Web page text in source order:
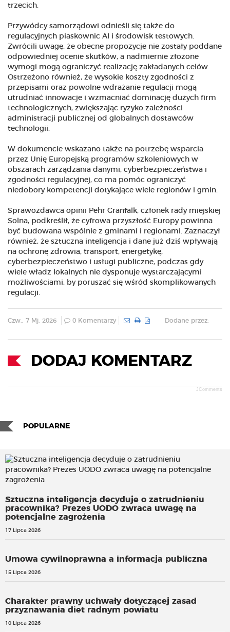
trzecich.
Przywódcy samorządowi odnieśli się także do
regulacyjnych piaskownic AI i środowisk testowych.
Zwrócili uwagę, że obecne propozycje nie zostały poddane
odpowiedniej ocenie skutków, a nadmiernie złożone
wymogi mogą ograniczyć realizację zakładanych celów.
Ostrzeżono również, że wysokie koszty zgodności z
przepisami oraz powolne wdrażanie regulacji mogą
utrudniać innowacje i wzmacniać dominację dużych firm
technologicznych, zwiększając ryzyko zależności
administracji publicznej od globalnych dostawców
technologii.
W dokumencie wskazano także na potrzebę wsparcia
przez Unię Europejską programów szkoleniowych w
obszarach zarządzania danymi, cyberbezpieczeństwa i
zgodności regulacyjnej, co ma pomóc ograniczyć
niedobory kompetencji dotykające wiele regionów i gmin.
Sprawozdawca opinii Pehr Granfalk, członek rady miejskiej
Solna, podkreślił, że cyfrowa przyszłość Europy powinna
być budowana wspólnie z gminami i regionami. Zaznaczył
również, że sztuczna inteligencja i dane już dziś wpływają
na ochronę zdrowia, transport, energetykę,
cyberbezpieczeństwo i usługi publiczne, podczas gdy
wiele władz lokalnych nie dysponuje wystarczającymi
możliwościami, by poruszać się wśród skomplikowanych
regulacji.
Czw., 7 Mj. 2026 0 Komentarzy Dodane przez:
DODAJ KOMENTARZ
JComments
POPULARNE
Sztuczna inteligencja decyduje o zatrudnieniu
pracownika? Prezes UODO zwraca uwagę na
potencjalne zagrożenia
17 Lipca 2026
Umowa cywilnoprawna a informacja publiczna
15 Lipca 2026
Charakter prawny uchwały dotyczącej zasad
przyznawania diet radnym powiatu
10 Lipca 2026